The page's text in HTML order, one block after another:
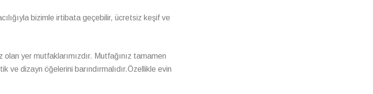
bizimle irtibata geçebilir, ücretsiz keşif ve
yer mutfaklarımızdır. Mutfağınız tamamen
ve dizayn öğelerini barındırmalıdır.Özellikle evin